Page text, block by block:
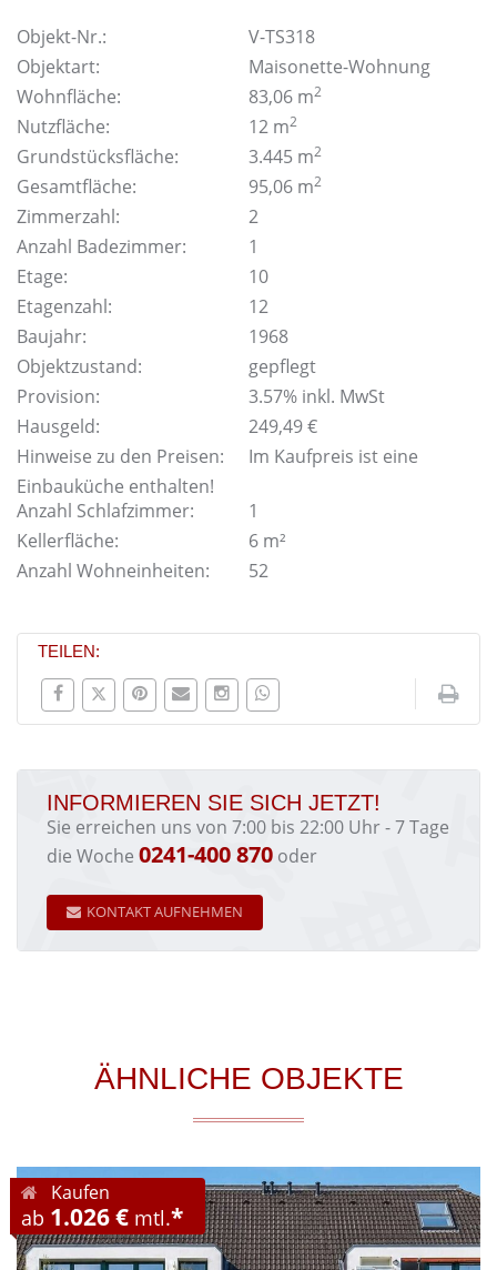
Objekt-Nr.:
V-TS318
Objektart:
Maisonette-Wohnung
Wohnfläche:
83,06 m2
Nutzfläche: 12 m2
Grundstücksfläche: 3.445 m2
Gesamtfläche: 95,06 m2
Zimmerzahl:
2
Anzahl Badezimmer:
1
Etage:
10
Etagenzahl:
12
Baujahr:
1968
Objektzustand:
gepflegt
Provision:
3.57% inkl. MwSt
Hausgeld:
249,49 €
Hinweise zu den Preisen:
Im Kaufpreis ist eine
Einbauküche enthalten!
Anzahl Schlafzimmer:
1
Kellerfläche:
6 m²
Anzahl Wohneinheiten:
52
TEILEN:
INFORMIEREN SIE SICH JETZT!
Sie erreichen uns von 7:00 bis 22:00 Uhr - 7 Tage
die Woche 0241-400 870 oder
KONTAKT AUFNEHMEN
ÄHNLICHE OBJEKTE
Kaufen
ab 1.026 € mtl.*